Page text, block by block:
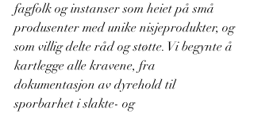
fagfolk og instanser som heiet på små
produsenter med unike nisjeprodukter, og
som villig delte råd og støtte. Vi begynte å
kartlegge alle kravene, fra
dokumentasjon av dyrehold til
sporbarhet i slakte- og